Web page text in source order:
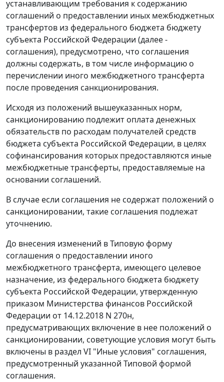
устанавливающим требования к содержанию
соглашений о предоставлении иных межбюджетных
трансфертов из федерального бюджета бюджету
субъекта Российской Федерации (далее -
соглашения), предусмотрено, что соглашения
должны содержать, в том числе информацию о
перечислении иного межбюджетного трансферта
после проведения санкционирования.
Исходя из положений вышеуказанных норм,
санкционированию подлежит оплата денежных
обязательств по расходам получателей средств
бюджета субъекта Российской Федерации, в целях
софинансирования которых предоставляются иные
межбюджетные трансферты, предоставляемые на
основании соглашений.
В случае если соглашения не содержат положений о
санкционировании, такие соглашения подлежат
уточнению.
До внесения изменений в Типовую форму
соглашения о предоставлении иного
межбюджетного трансферта, имеющего целевое
назначение, из федерального бюджета бюджету
субъекта Российской Федерации, утвержденную
приказом Министерства финансов Российской
Федерации от 14.12.2018 N 270н,
предусматривающих включение в нее положений о
санкционировании, советующие условия могут быть
включены в раздел VI "Иные условия" соглашения,
предусмотренный указанной Типовой формой
соглашения.